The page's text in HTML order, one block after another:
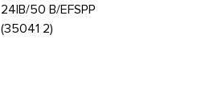
24IB/50 B/EFSPP
(35041 2)